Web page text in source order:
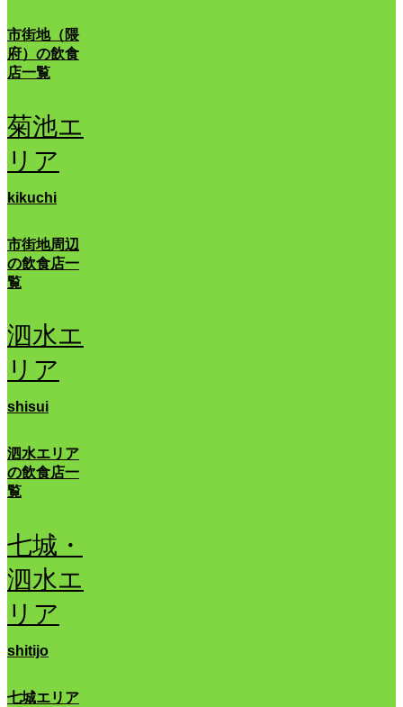
市街地（隈
府）の飲食
店一覧
菊池エ
リア
kikuchi
市街地周辺
の飲食店一
覧
泗水エ
リア
shisui
泗水エリア
の飲食店一
覧
七城・
泗水エ
リア
shitijo
七城エリア